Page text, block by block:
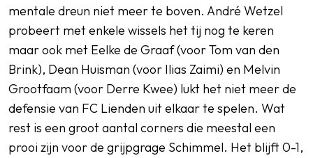
mentale dreun niet meer te boven. André Wetzel
probeert met enkele wissels het tij nog te keren
maar ook met Eelke de Graaf (voor Tom van den
Brink), Dean Huisman (voor Ilias Zaimi) en Melvin
Grootfaam (voor Derre Kwee) lukt het niet meer de
defensie van FC Lienden uit elkaar te spelen. Wat
rest is een groot aantal corners die meestal een
prooi zijn voor de grijpgrage Schimmel. Het blijft 0-1,